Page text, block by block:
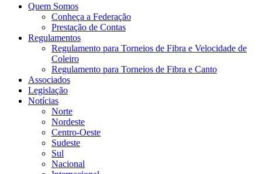
Site da Federação Internacional dos Criadores de Pássaros
Quem Somos
Conheça a Federação
Prestação de Contas
Regulamentos
Regulamento para Torneios de Fibra e Velocidade de
Coleiro
Regulamento para Torneios de Fibra e Canto
Associados
Legislação
Notícias
Norte
Nordeste
Centro-Oeste
Sudeste
Sul
Nacional